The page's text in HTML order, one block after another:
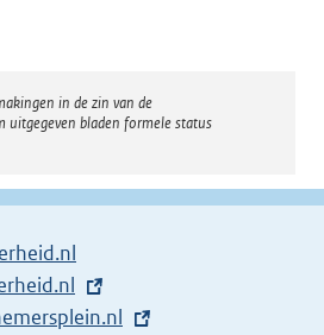
in de zin van de
uitgegeven bladen formele status